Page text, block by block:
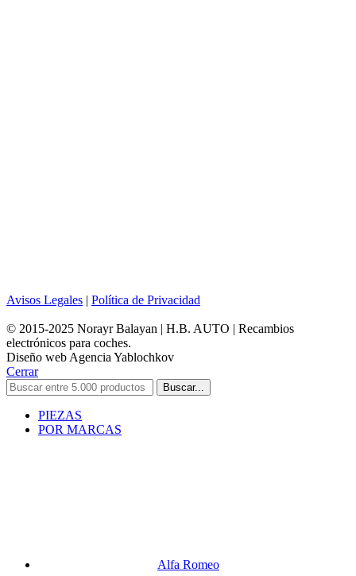
Avisos Legales | Política de Privacidad
© 2015-2025 Norayr Balayan | H.B. AUTO | Recambios
electrónicos para coches.
Diseño web Agencia Yablochkov
Cerrar
Buscar...
PIEZAS
POR MARCAS
Alfa Romeo